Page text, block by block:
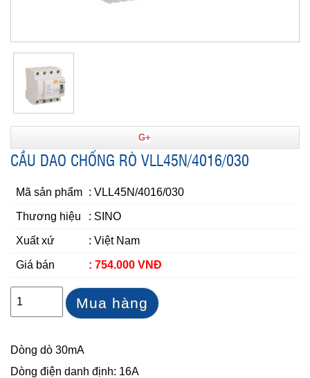
G+
CẦU DAO CHỐNG RÒ VLL45N/4016/030
Mã sản phẩm : VLL45N/4016/030
Thương hiệu : SINO
Xuất xứ : Việt Nam
Giá bán : 754.000 VNĐ
Mua hàng
Dòng dò 30mA
Dòng điện danh định: 16A